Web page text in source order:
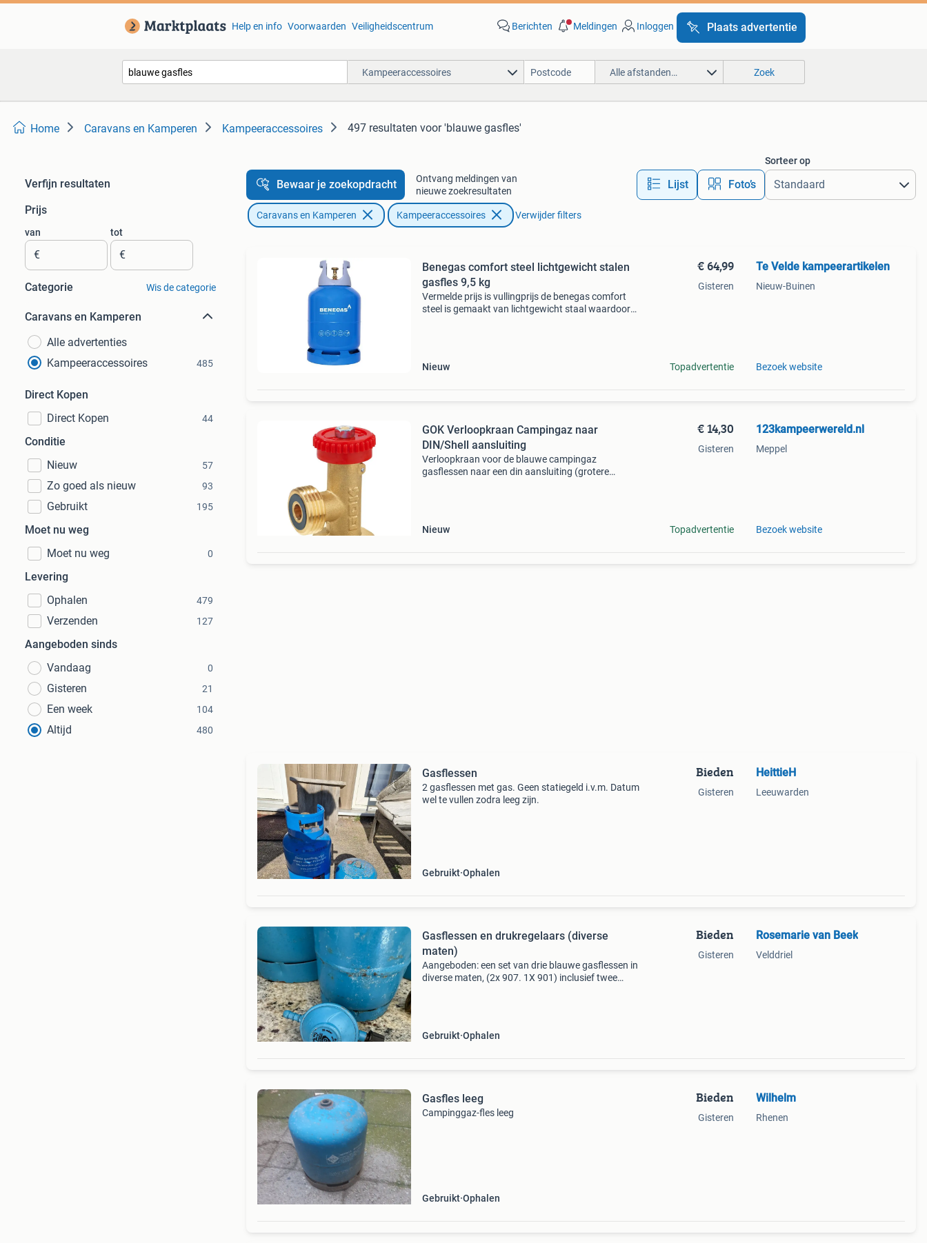
Help en info Voorwaarden Veiligheidscentrum Berichten Meldingen Inloggen Plaats advertentie
Kampeeraccessoires Alle afstanden… Zoek
Home Caravans en Kamperen Kampeeraccessoires 497 resultaten voor 'blauwe gasfles'
Verfijn resultaten
Prijs
van
€
tot
€
Categorie Wis de categorie
Caravans en Kamperen
Alle advertenties
Kampeeraccessoires
485
Direct Kopen
Direct Kopen
44
Conditie
Nieuw
57
Zo goed als nieuw 93
Gebruikt 195
Moet nu weg
Moet nu weg
0
Levering
Ophalen
479
Verzenden 127
Aangeboden sinds
Vandaag
0
Gisteren 21
Een week 104
Altijd 480
Bewaar je zoekopdracht
Ontvang meldingen van
nieuwe zoekresultaten
Lijst Foto’s
Sorteer op
Caravans en Kamperen Kampeeraccessoires Verwijder filters
Benegas comfort steel lichtgewicht stalen
gasfles 9,5 kg
Vermelde prijs is vullingprijs de benegas comfort
steel is gemaakt van lichtgewicht staal waardoor
Nieuw
€ 64,99
Gisteren
Topadvertentie
Te Velde kampeerartikelen
Nieuw-Buinen
Bezoek website
GOK Verloopkraan Campingaz naar
DIN/Shell aansluiting
Verloopkraan voor de blauwe campingaz
gasflessen naar een din aansluiting (grotere
Nieuw
€ 14,30
Gisteren
Topadvertentie
123kampeerwereld.nl
Meppel
Bezoek website
Gasflessen
2 gasflessen met gas. Geen statiegeld i.v.m. Datum
wel te vullen zodra leeg zijn.
Gebruikt Ophalen
Bieden
Gisteren
HeittieH
Leeuwarden
Gasflessen en drukregelaars (diverse
maten)
Aangeboden: een set van drie blauwe gasflessen in
diverse maten, (2x 907. 1X 901) inclusief twee
Gebruikt Ophalen
Bieden
Gisteren
Rosemarie van Beek
Velddriel
Gasfles leeg
Campinggaz-fles leeg
Gebruikt Ophalen
Bieden
Gisteren
Wilhelm
Rhenen